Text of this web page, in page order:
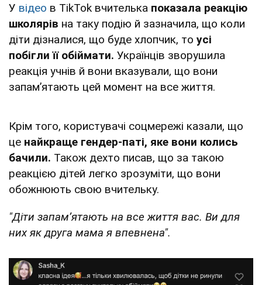
У відео в TikTok вчителька показала реакцію
школярів на таку подію й зазначила, що коли
діти дізналися, що буде хлопчик, то усі
побігли її обіймати. Українців зворушила
реакція учнів й вони вказували, що вони
запамʼятають цей момент на все життя.
Крім того, користувачі соцмережі казали, що
це найкраще гендер-паті, яке вони колись
бачили. Також дехто писав, що за такою
реакцією дітей легко зрозуміти, що вони
обожнюють свою вчительку.
"Діти запамʼятають на все життя вас. Ви для
них як друга мама я впевнена".